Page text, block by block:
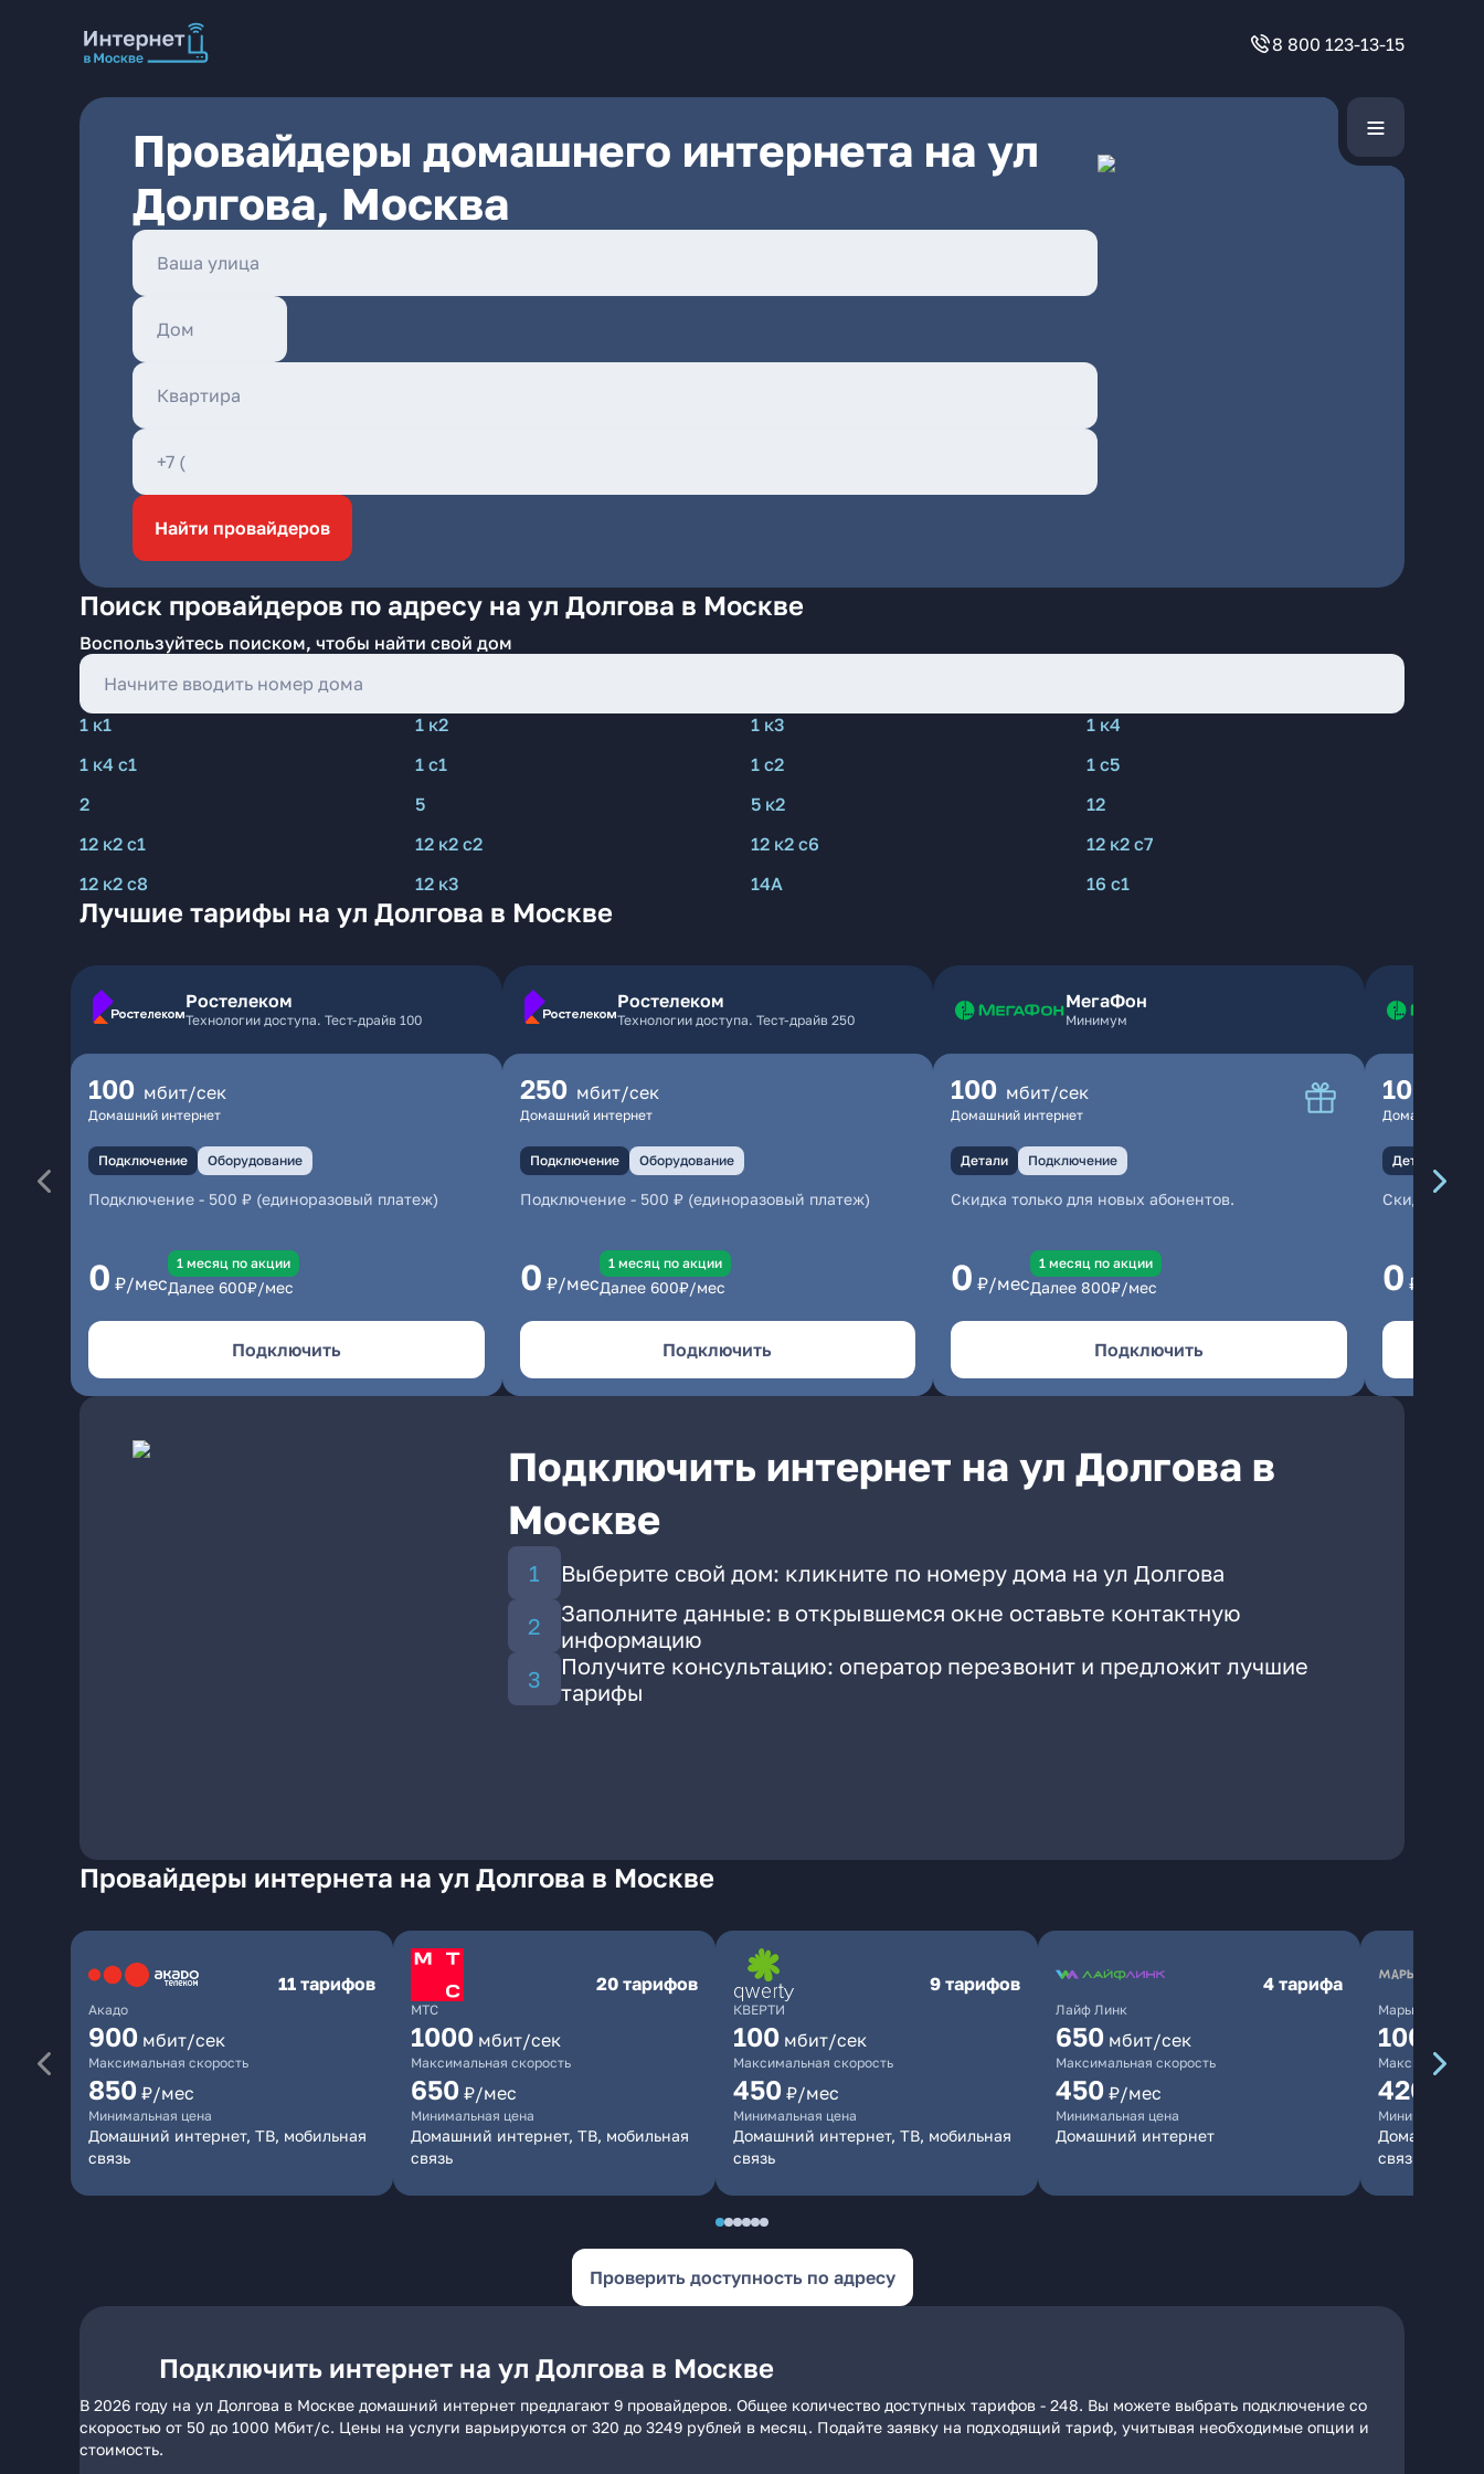
8 800 123-13-15
Провайдеры домашнего интернета на ул
Долгова, Москва
Найти провайдеров
Поиск провайдеров по адресу на ул Долгова в Москве
Воспользуйтесь поиском, чтобы найти свой дом
1 к1 1 к2 1 к3
1 к4
1 к4 с1
1 с1 1 с2
1 с5
2
5 5 к2
12
12 к2 с1
12 к2 с2 12 к2 с6
12 к2 с7
12 к2 с8
12 к3 14А 16 с1
Лучшие тарифы на ул Долгова в Москве
Ростелеком
Технологии доступа. Тест-драйв 100
100 мбит/сек
Домашний интернет
Подключение Оборудование
Подключение - 500 ₽ (единоразовый платеж)
0 ₽/мес
1 месяц по акции
Далее 600₽/мес
Подключить
Ростелеком
Технологии доступа. Тест-драйв 250
250 мбит/сек
Домашний интернет
Подключение Оборудование
Подключение- 500 ₽ (единоразовый платеж)
0 ₽/мес
1 месяц по акции
Далее 600₽/мес
Подключить
МегаФон
Минимум
100 мбит/сек
Домашний интернет
Детали Подключение
Скидка только для новых абонентов.
0 ₽/мес
1 месяц по акции
Далее 800₽/мес
Подключить
100
Домашний
Детали
Скидка
0 ₽/мес
Подключить интернет на ул Долгова в
Москве
Выберите свой дом: кликните по номеру дома на ул Долгова
Заполните данные: в открывшемся окне оставьте контактную
информацию
Получите консультацию: оператор перезвонит и предложит лучшие
тарифы
Провайдеры интернета на ул Долгова в Москве
Акадо
11 тарифов
900 мбит/сек
Максимальная скорость
850 ₽/мес
Минимальная цена
Домашний интернет, ТВ, мобильная
связь
МТС
20 тарифов
1000 мбит/сек
Максимальная скорость
650 ₽/мес
Минимальная цена
Домашний интернет, ТВ, мобильная
связь
КВЕРТИ
9 тарифов
100 мбит/сек
Максимальная скорость
450 ₽/мес
Минимальная цена
Домашний интернет, ТВ, мобильная
связь
Лайф Линк
4 тарифа
650 мбит/сек
Максимальная скорость
450 ₽/мес
Минимальная цена
Домашний интернет
Марьино.нет
10000
Максимальная
420
Минимальная
Домашний
связь
Проверить доступность по адресу
Подключить интернет на ул Долгова в Москве
В 2026 году на ул Долгова в Москве домашний интернет предлагают 9 провайдеров. Общее количество доступных тарифов - 248. Вы можете выбрать подключение со
скоростью от 50 до 1000 Мбит/с. Цены на услуги варьируются от 320 до 3249 рублей в месяц. Подайте заявку на подходящий тариф, учитывая необходимые опции и
стоимость.